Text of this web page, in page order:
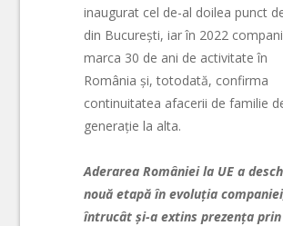
inaugurat cel de-al doilea punct
din București, iar în 2022
marca 30 de ani de activitate în
România și, totodată, confirma
continuitatea afacerii de familie
generație la alta.
Aderarea României la UE a
nouă etapă în evoluția
întrucât și-a extins prezența prin